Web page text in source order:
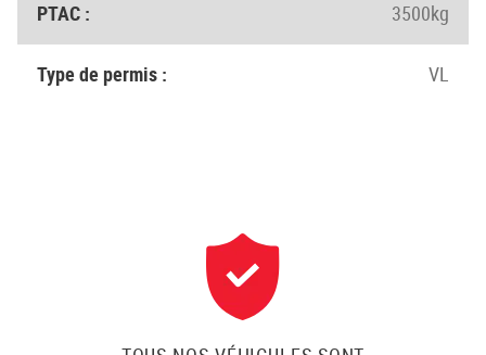
PTAC : 3500kg
Type de permis : VL